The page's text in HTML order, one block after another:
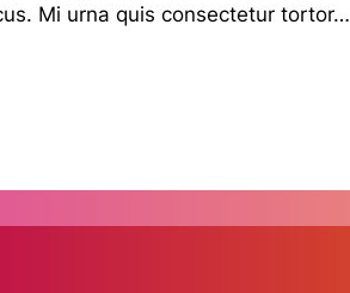
Mi urna quis consectetur tortor…